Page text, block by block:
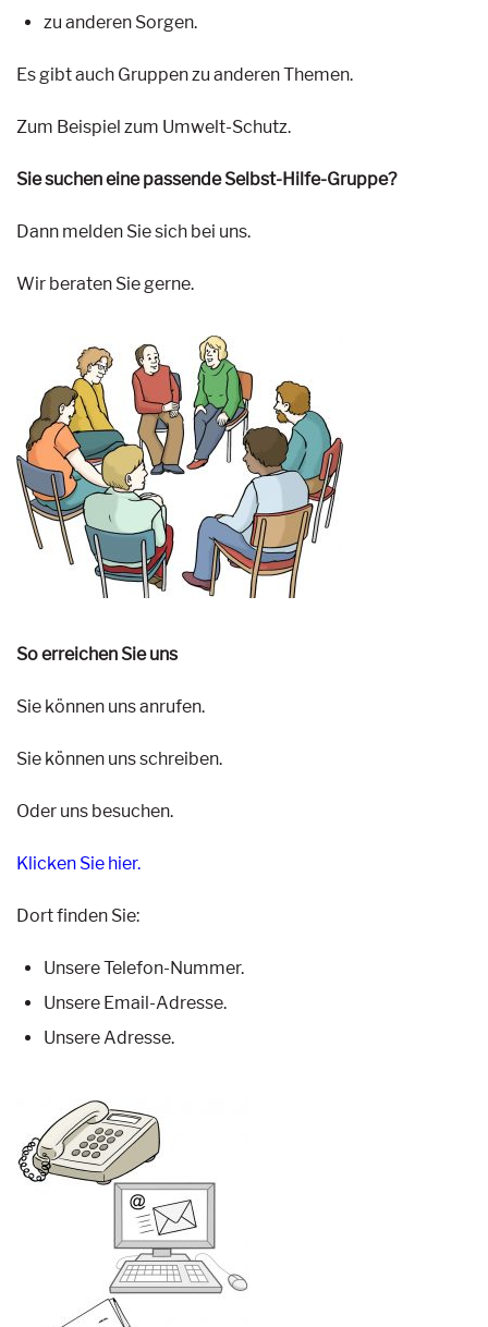
zu anderen Sorgen.
Es gibt auch Gruppen zu anderen Themen.
Zum Beispiel zum Umwelt-Schutz.
Sie suchen eine passende Selbst-Hilfe-Gruppe?
Dann melden Sie sich bei uns.
Wir beraten Sie gerne.
So erreichen Sie uns
Sie können uns anrufen.
Sie können uns schreiben.
Oder uns besuchen.
Klicken Sie hier.
Dort finden Sie:
Unsere Telefon-Nummer.
Unsere Email-Adresse.
Unsere Adresse.